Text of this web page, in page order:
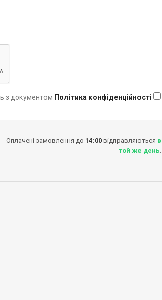
з документом Політика конфіденційності
Оплачені замовлення до 14:00 відправляються в
той же день.